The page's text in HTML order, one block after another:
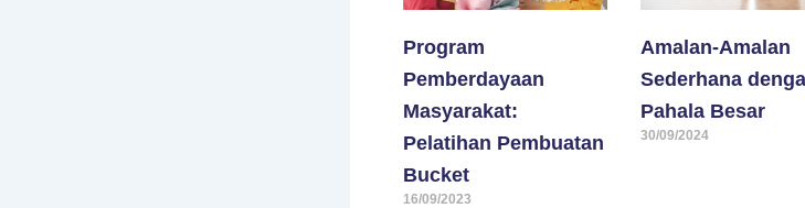
Program
Pemberdayaan
Masyarakat:
Pelatihan Pembuatan
Bucket
16/09/2023
Amalan-Amalan
Sederhana
Pahala Besar
30/09/2024